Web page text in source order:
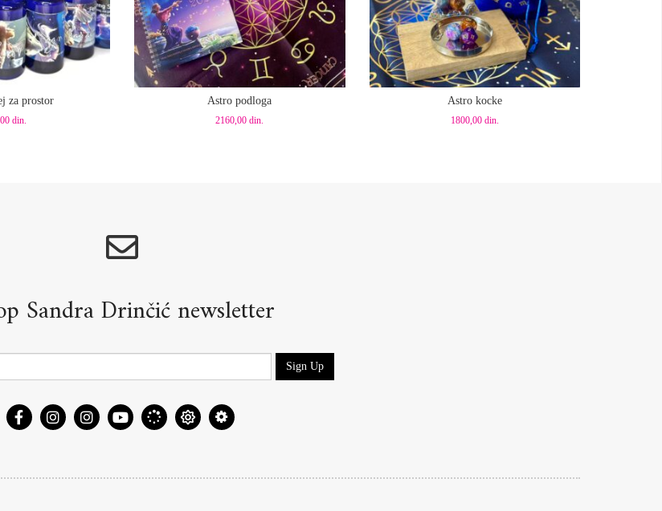
za prostor
din.
Dodaj u korpu
Astro podloga
2160,00din.
Dodaj u korpu
Astro kocke
1800,00 din.
Sandra Drinčić newsletter
Sign Up